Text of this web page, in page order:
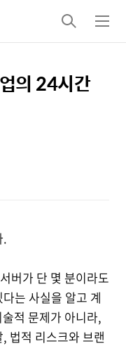
검
색
메
뉴
의 24시간
.
버가 단 몇 분이라도
는 사실을 알고 계
적 문제가 아니라,
법적 리스크와 브랜